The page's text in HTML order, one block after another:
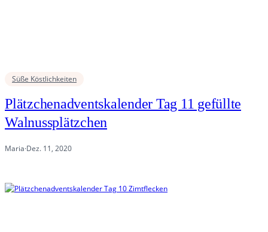
Süße Köstlichkeiten
Plätzchenadventskalender Tag 11 gefüllte
Walnussplätzchen
Maria·Dez. 11, 2020